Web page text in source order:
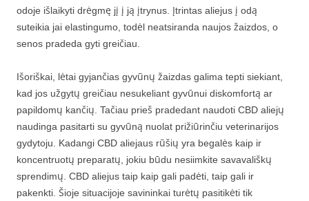
odoje išlaikyti drėgmę jį į ją įtrynus. Įtrintas aliejus į odą
suteikia jai elastingumo, todėl neatsiranda naujos žaizdos, o
senos pradeda gyti greičiau.
Išoriškai, lėtai gyjančias gyvūnų žaizdas galima tepti siekiant,
kad jos užgytų greičiau nesukeliant gyvūnui diskomfortą ar
papildomų kančių. Tačiau prieš pradedant naudoti CBD aliejų
naudinga pasitarti su gyvūną nuolat prižiūrinčiu veterinarijos
gydytoju. Kadangi CBD aliejaus rūšių yra begalės kaip ir
koncentruotų preparatų, jokiu būdu nesiimkite savavališkų
sprendimų. CBD aliejus taip kaip gali padėti, taip gali ir
pakenkti. Šioje situacijoje savininkai turėtų pasitikėti tik